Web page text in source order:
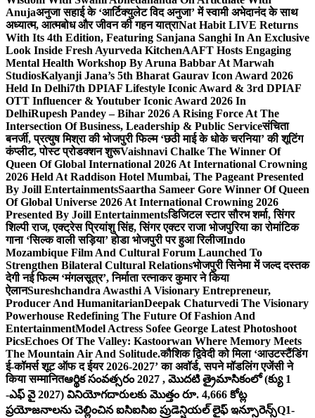
Anujaअनुजा सहाई के ‘आर्टिक्युलेट विद अनुजा’ में स्वामी अभेदानंद के साथ
अध्यात्म, आत्मबोध और जीवन की गहन यात्राNat Habit LIVE Returns
With Its 4th Edition, Featuring Sanjana Sanghi In An Exclusive
Look Inside Fresh Ayurveda KitchenAAFT Hosts Engaging
Mental Health Workshop By Aruna Babbar At Marwah
StudiosKalyanji Jana’s 5th Bharat Gaurav Icon Award 2026
Held In Delhi7th DPIAF Lifestyle Iconic Award & 3rd DPIAF
OTT Influencer & Youtuber Iconic Award 2026 In
DelhiRupesh Pandey – Bihar 2026 A Rising Force At The
Intersection Of Business, Leadership & Public Serviceसंचिता
बनर्जी, प्रत्युष मिश्रा की भोजपुरी फिल्म ‘छठी माई के धोके चरनिया’ की शूटिंग
कंप्लीट, पोस्ट प्रोडक्शन शुरूVaishnavi Chalke The Winner Of
Queen Of Global International 2026 At International Crowning
2026 Held At Raddison Hotel Mumbai, The Pageant Presented
By Joill EntertainmentsSaartha Sameer Gore Winner Of Queen
Of Global Universe 2026 At International Crowning 2026
Presented By Joill Entertainmentsडिजिटल स्टार सौरभ शर्मा, सिंगर
शिल्पी राज, एक्ट्रेस प्रियांशु सिंह, सिंगर एक्टर राजा भोजपुरिया का रोमांटिक
गाना ‘सिल्क वाली सड़िया’ होडा भोजपुरी पर हुआ रिलीजIndo
Mozambique Film And Cultural Forum Launched To
Strengthen Bilateral Cultural Relationsभोजपुरी सिनेमा में जल्द दस्तक
देगी नई फिल्म ‘मंगलसूत्र’, निर्माता रत्नाकर कुमार ने किया
ऐलानSureshchandra Awasthi A Visionary Entrepreneur,
Producer And HumanitarianDeepak Chaturvedi The Visionary
Powerhouse Redefining The Future Of Fashion And
EntertainmentModel Actress Sofee George Latest Photoshoot
PicsEchoes Of The Valley: Kastoorwan Where Memory Meets
The Mountain Air And Solitude.कौशिक द्विवेदी को मिला ‘आउटस्टैंडिंग
ई-कॉमर्स शूट ऑफ द ईयर 2026-2027’ का अवॉर्ड, सपने मॉडलिंग एजेंसी ने
किया सम्मानितఆర్థిక సంవత్సరం 2027 , మొదటి త్రైమాసికంలో (క్యు 1
-ఎఫ్ వై 2027) వినియోగదారులకు మొత్తం రూ. 4,666 కోట్ల
ప్రయోజనాలను చెల్లించిన ఐసిఐసిఐ ప్రుడెన్షియల్ లైఫ్ ఇన్సూరెన్స్Q1-